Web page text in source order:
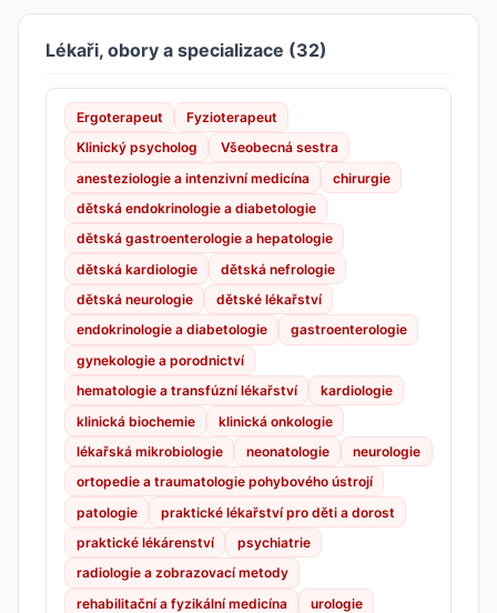
Lékaři, obory a specializace (32)
Ergoterapeut
Fyzioterapeut
Klinický psycholog
Všeobecná sestra
anesteziologie a intenzivní medicína
chirurgie
dětská endokrinologie a diabetologie
dětská gastroenterologie a hepatologie
dětská kardiologie
dětská nefrologie
dětská neurologie
dětské lékařství
endokrinologie a diabetologie
gastroenterologie
gynekologie a porodnictví
hematologie a transfúzní lékařství
kardiologie
klinická biochemie
klinická onkologie
lékařská mikrobiologie
neonatologie
neurologie
ortopedie a traumatologie pohybového ústrojí
patologie
praktické lékařství pro děti a dorost
praktické lékárenství
psychiatrie
radiologie a zobrazovací metody
rehabilitační a fyzikální medicína
urologie